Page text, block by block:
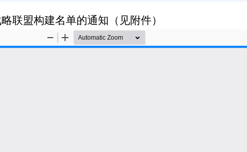
联盟构建名单的通知（见附件）